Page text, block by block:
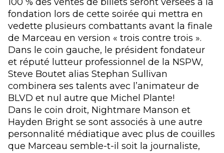
100 % des ventes de billets seront versées à la
fondation lors de cette soirée qui mettra en
vedette plusieurs combattants avant la finale
de Marceau en version « trois contre trois ».
Dans le coin gauche, le président fondateur
et réputé lutteur professionnel de la NSPW,
Steve Boutet alias Stephan Sullivan
combinera ses talents avec l’animateur de
BLVD et nul autre que Michel Plante!
Dans le coin droit, Nightmare Manson et
Hayden Bright se sont associés à une autre
personnalité médiatique avec plus de couilles
que Marceau semble-t-il soit la journaliste,